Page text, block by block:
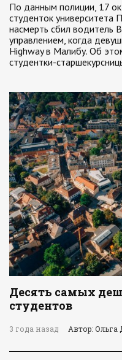
По данным полиции, 17
студенток университета
насмерть сбил водитель
управлением, когда
Highway в Малибу. Об
студентки-
Десять самых
студентов
3 года назад Автор: Ольга